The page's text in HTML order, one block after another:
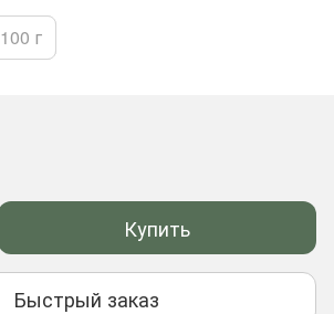
100 г
Купить
Быстрый заказ